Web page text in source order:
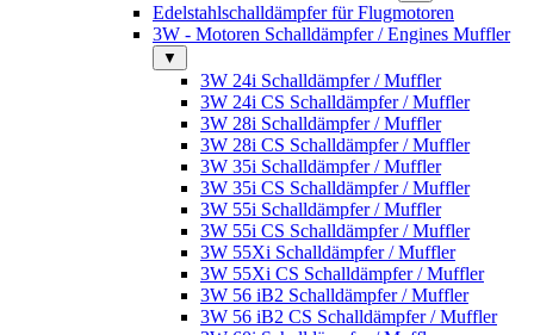
Edelstahlschalldämpfer für Flugmotoren
3W - Motoren Schalldämpfer / Engines Muffler
▼
3W 24i Schalldämpfer / Muffler
3W 24i CS Schalldämpfer / Muffler
3W 28i Schalldämpfer / Muffler
3W 28i CS Schalldämpfer / Muffler
3W 35i Schalldämpfer / Muffler
3W 35i CS Schalldämpfer / Muffler
3W 55i Schalldämpfer / Muffler
3W 55i CS Schalldämpfer / Muffler
3W 55Xi Schalldämpfer / Muffler
3W 55Xi CS Schalldämpfer / Muffler
3W 56 iB2 Schalldämpfer / Muffler
3W 56 iB2 CS Schalldämpfer / Muffler